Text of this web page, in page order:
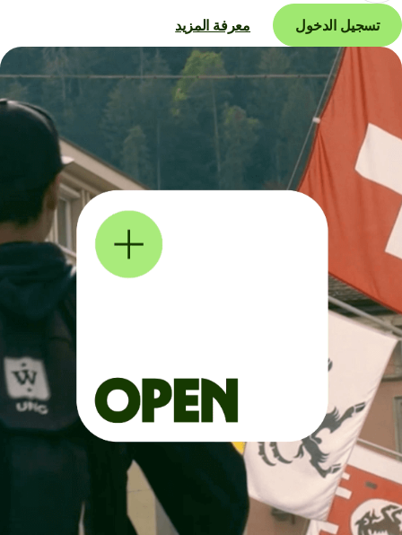
تسجيل الدخول معرفة المزيد